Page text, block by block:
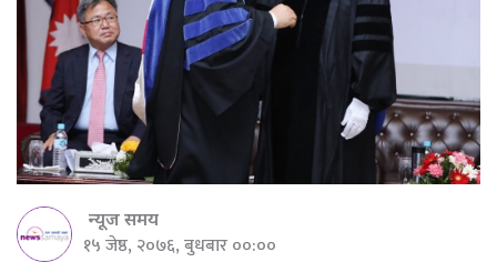
न्यूज समय
१५ जेष्ठ, २०७६, बुधबार ००:००